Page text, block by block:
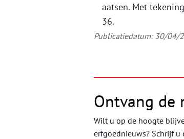
aatsen. Met
36.
Publicatiedatum: 30/04/
Ontvang de
Wilt u op de hoogte
erfgoednieuws? Schrijf